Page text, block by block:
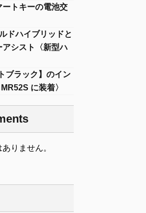
ートキーの電池交
ドハイブリッドと
シスト〈新型ハ
ブラック】のイン
に装着〉
りません。